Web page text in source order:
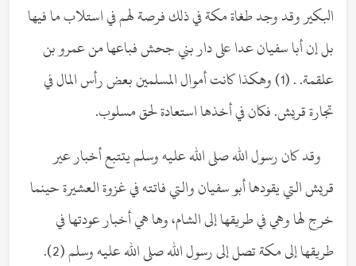
البكير وقد وجد طغاة مكة في ذلك فرصة لهم في استلاب ما فيها
بل إن أبا سفيان عدا على دار بني جحش فباعها من عمرو بن
علقمة. . (1) وهكذا كانت أموال المسلمين بعض رأس المال في
تجارة قريش. فكان في أخذها استعادة لحق مسلوب.
وقد كان رسول الله صلى الله عليه وسلم يتتبع أخبار عير
قريش التي يقودها أبو سفيان والتي فاتته في غزوة العشيرة حينما
خرج لها وهي في طريقها إلى الشام، وها هي أخبار عودتها في
طريقها إلى مكة تصل إلى رسول الله صلى الله عليه وسلم (2).